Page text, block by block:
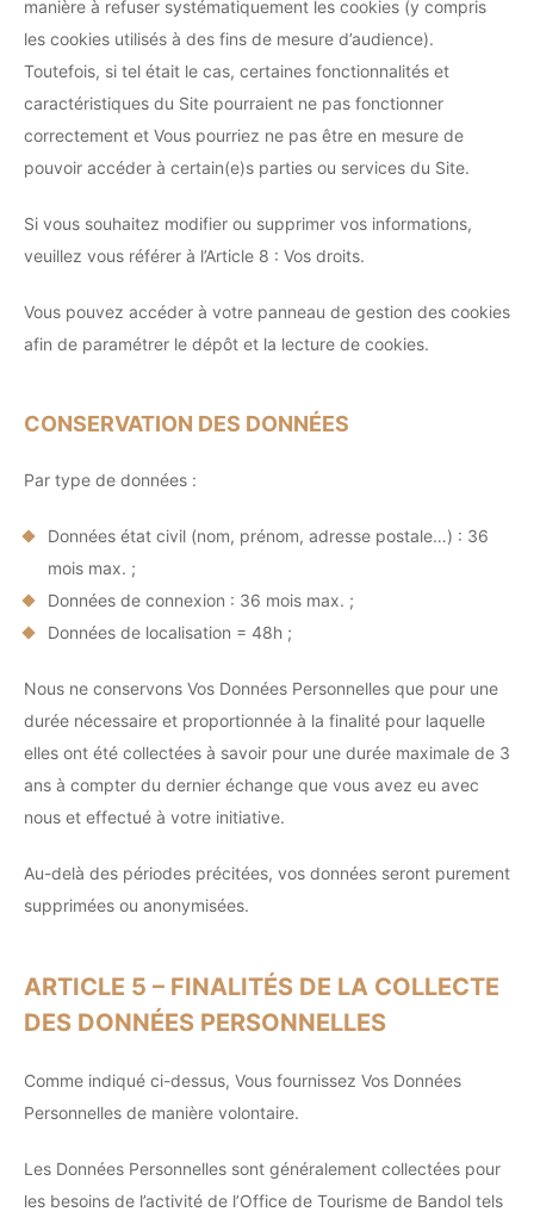
manière à refuser systématiquement les cookies (y compris
les cookies utilisés à des fins de mesure d’audience).
Toutefois, si tel était le cas, certaines fonctionnalités et
caractéristiques du Site pourraient ne pas fonctionner
correctement et Vous pourriez ne pas être en mesure de
pouvoir accéder à certain(e)s parties ou services du Site.
Si vous souhaitez modifier ou supprimer vos informations,
veuillez vous référer à l’Article 8 : Vos droits.
Vous pouvez accéder à votre panneau de gestion des cookies
afin de paramétrer le dépôt et la lecture de cookies.
CONSERVATION DES DONNÉES
Par type de données :
Données état civil (nom, prénom, adresse postale…) : 36
mois max. ;
Données de connexion : 36 mois max. ;
Données de localisation = 48h ;
Nous ne conservons Vos Données Personnelles que pour une
durée nécessaire et proportionnée à la finalité pour laquelle
elles ont été collectées à savoir pour une durée maximale de 3
ans à compter du dernier échange que vous avez eu avec
nous et effectué à votre initiative.
Au-delà des périodes précitées, vos données seront purement
supprimées ou anonymisées.
ARTICLE 5 – FINALITÉS DE LA COLLECTE
DES DONNÉES PERSONNELLES
Comme indiqué ci-dessus, Vous fournissez Vos Données
Personnelles de manière volontaire.
Les Données Personnelles sont généralement collectées pour
les besoins de l’activité de l’Office de Tourisme de Bandol tels